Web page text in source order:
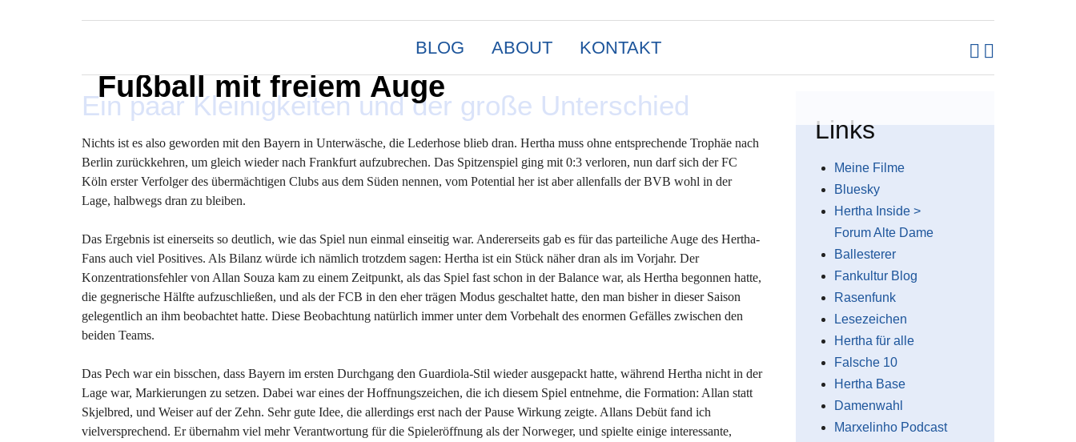
Fußball mit freiem Auge
BLOG ABOUT KONTAKT
Ein paar Kleinigkeiten und der große Unterschied
Nichts ist es also geworden mit den Bayern in Unterwäsche, die Lederhose blieb dran. Hertha muss ohne entsprechende Trophäe nach
Berlin zurückkehren, um gleich wieder nach Frankfurt aufzubrechen. Das Spitzenspiel ging mit 0:3 verloren, nun darf sich der FC
Köln erster Verfolger des übermächtigen Clubs aus dem Süden nennen, vom Potential her ist aber allenfalls der BVB wohl in der
Lage, halbwegs dran zu bleiben.
Das Ergebnis ist einerseits so deutlich, wie das Spiel nun einmal einseitig war. Andererseits gab es für das parteiliche Auge des Hertha-
Fans auch viel Positives. Als Bilanz würde ich nämlich trotzdem sagen: Hertha ist ein Stück näher dran als im Vorjahr. Der
Konzentrationsfehler von Allan Souza kam zu einem Zeitpunkt, als das Spiel fast schon in der Balance war, als Hertha begonnen hatte,
die gegnerische Hälfte aufzuschließen, und als der FCB in den eher trägen Modus geschaltet hatte, den man bisher in dieser Saison
gelegentlich an ihm beobachtet hatte. Diese Beobachtung natürlich immer unter dem Vorbehalt des enormen Gefälles zwischen den
beiden Teams.
Das Pech war ein bisschen, dass Bayern im ersten Durchgang den Guardiola-Stil wieder ausgepackt hatte, während Hertha nicht in der
Lage war, Markierungen zu setzen. Dabei war eines der Hoffnungszeichen, die ich diesem Spiel entnehme, die Formation: Allan statt
Skjelbred, und Weiser auf der Zehn. Sehr gute Idee, die allerdings erst nach der Pause Wirkung zeigte. Allans Debüt fand ich
vielversprechend. Er übernahm viel mehr Verantwortung für die Spieleröffnung als der Norweger, und spielte einige interessante,
Links
Meine Filme
Bluesky
Hertha Inside >
Forum Alte Dame
Ballesterer
Fankultur Blog
Rasenfunk
Lesezeichen
Hertha für alle
Falsche 10
Hertha Base
Damenwahl
Marxelinho Podcast